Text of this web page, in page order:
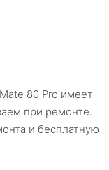
80 Pro имеет
при ремонте.
и бесплатную